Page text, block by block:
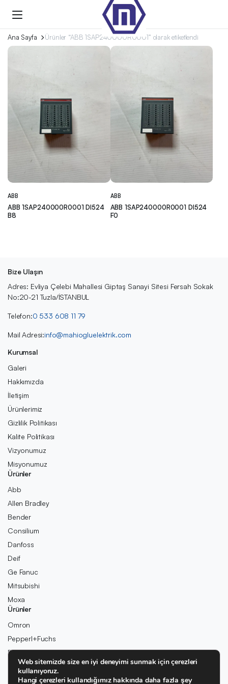
Ana Sayfa Ürünler “ABB 1SAP240000R0001” olarak etiketlendi
ABB
ABB 1SAP240000R0001 DI524
B8
ABB
ABB 1SAP240000R0001 DI524
F0
Bize Ulaşın
Adres: Evliya Çelebi Mahallesi Giptaş Sanayi Sitesi Fersah Sokak
No:20-21 Tuzla/İSTANBUL
Telefon:0 533 608 11 79
Mail Adresi:info@mahiogluelektrik.com
Kurumsal
Galeri
Hakkımızda
İletişim
Ürünlerimiz
Gizlilik Politikası
Kalite Politikası
Vizyonumuz
Misyonumuz
Ürünler
Abb
Allen Bradley
Bender
Consilium
Danfoss
Deif
Ge Fanuc
Mitsubishi
Moxa
Ürünler
Omron
Pepperl+Fuchs
Pilz
Rexroth
Rolls-Royce
Web sitemizde size en iyi deneyimi sunmak için çerezleri
kullanıyoruz.
Hangi çerezleri kullandığımız hakkında daha fazla şey